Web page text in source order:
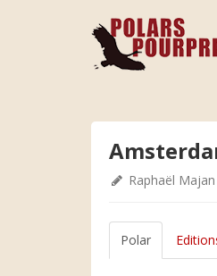
Raphaël Majan
Polar